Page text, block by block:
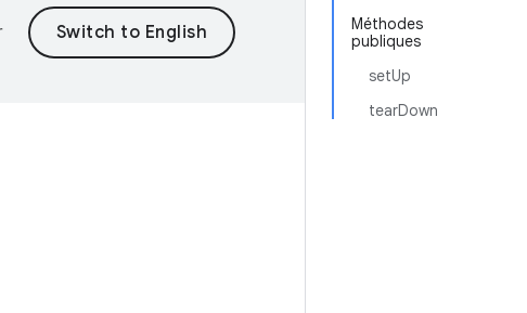
Méthodes
publiques
setUp
tearDown